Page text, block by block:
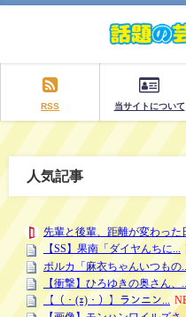
RSS 当サイトについて
人気記事